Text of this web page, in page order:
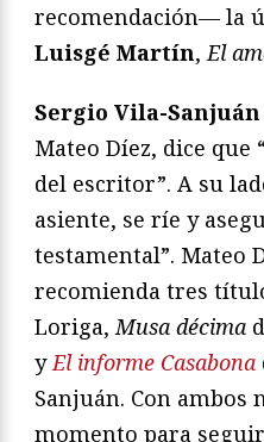
recomendación— la
Luisgé Martín, El
Sergio Vila-Sanjuán
Mateo Díez, dice que
del escritor”. A su
asiente, se ríe y
testamental”. Mateo
recomienda tres
Loriga, Musa décima
y El informe Casabona
Sanjuán. Con ambos
momento para